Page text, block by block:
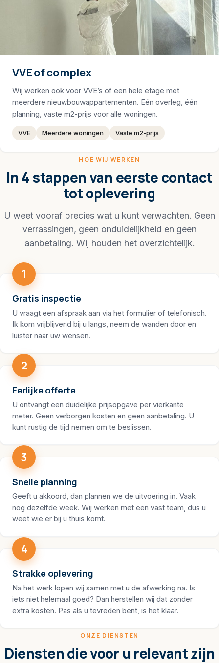
VVE of complex
Wij werken ook voor VVE’s of een hele etage met
meerdere nieuwbouwappartementen. Eén overleg, één
planning, vaste m2-prijs voor alle woningen.
VVE Meerdere woningen Vaste m2-prijs
HOE WIJ WERKEN
In 4 stappen van eerste contact
tot oplevering
U weet vooraf precies wat u kunt verwachten. Geen
verrassingen, geen onduidelijkheid en geen
aanbetaling. Wij houden het overzichtelijk.
1
Gratis inspectie
U vraagt een afspraak aan via het formulier of telefonisch.
Ik kom vrijblijvend bij u langs, neem de wanden door en
luister naar uw wensen.
2
Eerlijke offerte
U ontvangt een duidelijke prijsopgave per vierkante
meter. Geen verborgen kosten en geen aanbetaling. U
kunt rustig de tijd nemen om te beslissen.
3
Snelle planning
Geeft u akkoord, dan plannen we de uitvoering in. Vaak
nog dezelfde week. Wij werken met een vast team, dus u
weet wie er bij u thuis komt.
4
Strakke oplevering
Na het werk lopen wij samen met u de afwerking na. Is
iets niet helemaal goed? Dan herstellen wij dat zonder
extra kosten. Pas als u tevreden bent, is het klaar.
ONZE DIENSTEN
Diensten die voor u relevant zijn